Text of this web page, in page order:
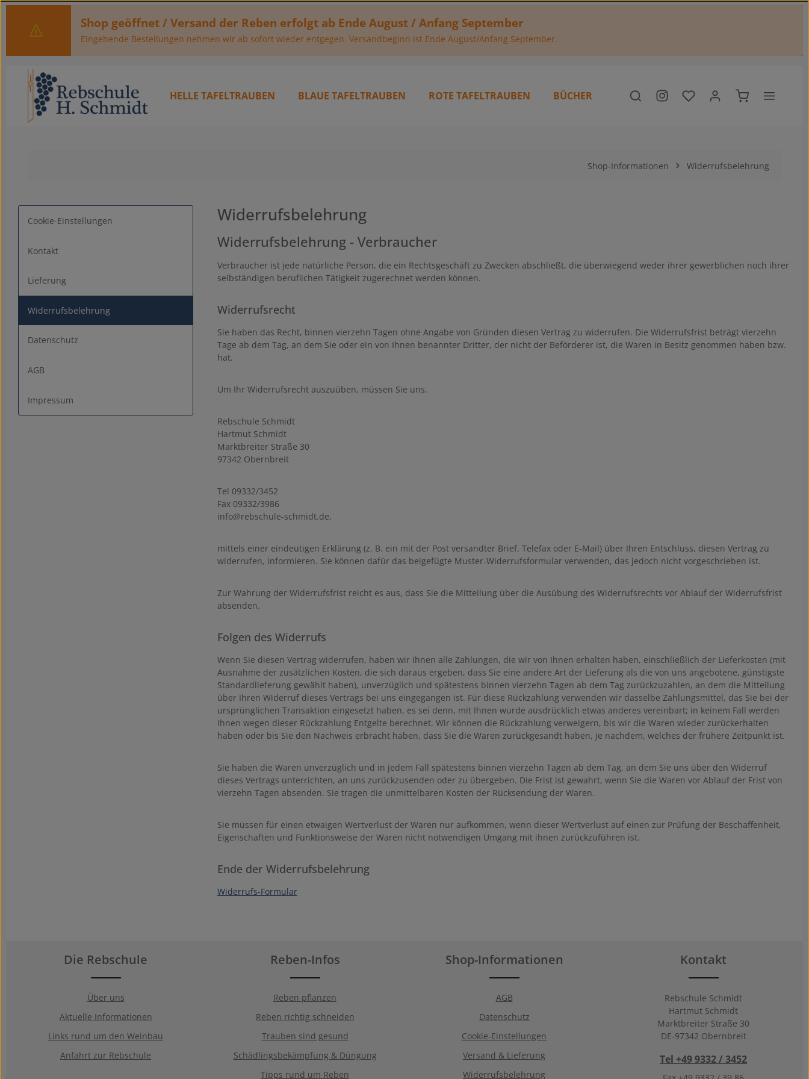
Hauptinhalt springen
Zur Hauptnavigation springenShop geöffnet / Versand der Reben erfolgt ab Ende August / Anfang September
Eingehende Bestellungen nehmen wir ab sofort wieder entgegen. Versandbeginn ist Ende August/Anfang September.
HELLE TAFELTRAUBEN BLAUE TAFELTRAUBEN ROTE TAFELTRAUBEN BÜCHER Du hast 0 Produkte auf dem
Warenkorb
Shop-Informationen Widerrufsbelehrung
Cookie-Einstellungen
Kontakt
Lieferung
Widerrufsbelehrung
Datenschutz
AGB
Impressum
Widerrufsbelehrung
Widerrufsbelehrung - Verbraucher
Verbraucher ist jede natürliche Person, die ein Rechtsgeschäft zu Zwecken abschließt, die überwiegend weder ihrer gewerblichen noch ihrer
selbständigen beruflichen Tätigkeit zugerechnet werden können.
Widerrufsrecht
Sie haben das Recht, binnen vierzehn Tagen ohne Angabe von Gründen diesen Vertrag zu widerrufen. Die Widerrufsfrist beträgt vierzehn
Tage ab dem Tag, an dem Sie oder ein von Ihnen benannter Dritter, der nicht der Beförderer ist, die Waren in Besitz genommen haben bzw.
hat.
Um Ihr Widerrufsrecht auszuüben, müssen Sie uns,
Rebschule Schmidt
Hartmut Schmidt
Marktbreiter Straße 30
97342 Obernbreit
Tel 09332/3452
Fax 09332/3986
info@rebschule-schmidt.de,
mittels einer eindeutigen Erklärung (z. B. ein mit der Post versandter Brief, Telefax oder E-Mail) über Ihren Entschluss, diesen Vertrag zu
widerrufen, informieren. Sie können dafür das beigefügte Muster-Widerrufsformular verwenden, das jedoch nicht vorgeschrieben ist.
Zur Wahrung der Widerrufsfrist reicht es aus, dass Sie die Mitteilung über die Ausübung des Widerrufsrechts vor Ablauf der Widerrufsfrist
absenden.
Folgen des Widerrufs
Wenn Sie diesen Vertrag widerrufen, haben wir Ihnen alle Zahlungen, die wir von Ihnen erhalten haben, einschließlich der Lieferkosten (mit
Ausnahme der zusätzlichen Kosten, die sich daraus ergeben, dass Sie eine andere Art der Lieferung als die von uns angebotene, günstigste
Standardlieferung gewählt haben), unverzüglich und spätestens binnen vierzehn Tagen ab dem Tag zurückzuzahlen, an dem die Mitteilung
über Ihren Widerruf dieses Vertrags bei uns eingegangen ist. Für diese Rückzahlung verwenden wir dasselbe Zahlungsmittel, das Sie bei der
ursprünglichen Transaktion eingesetzt haben, es sei denn, mit Ihnen wurde ausdrücklich etwas anderes vereinbart; in keinem Fall werden
Ihnen wegen dieser Rückzahlung Entgelte berechnet. Wir können die Rückzahlung verweigern, bis wir die Waren wieder zurückerhalten
haben oder bis Sie den Nachweis erbracht haben, dass Sie die Waren zurückgesandt haben, je nachdem, welches der frühere Zeitpunkt ist.
Sie haben die Waren unverzüglich und in jedem Fall spätestens binnen vierzehn Tagen ab dem Tag, an dem Sie uns über den Widerruf
dieses Vertrags unterrichten, an uns zurückzusenden oder zu übergeben. Die Frist ist gewahrt, wenn Sie die Waren vor Ablauf der Frist von
vierzehn Tagen absenden. Sie tragen die unmittelbaren Kosten der Rücksendung der Waren.
Sie müssen für einen etwaigen Wertverlust der Waren nur aufkommen, wenn dieser Wertverlust auf einen zur Prüfung der Beschaffenheit,
Eigenschaften und Funktionsweise der Waren nicht notwendigen Umgang mit ihnen zurückzuführen ist.
Ende der Widerrufsbelehrung
Widerrufs-Formular
Die Rebschule
Über uns
Aktuelle Informationen
Links rund um den Weinbau
Anfahrt zur Rebschule
Reben-Infos
Reben pflanzen
Reben richtig schneiden
Trauben sind gesund
Schädlingsbekämpfung & Düngung
Tipps rund um Reben
Shop-Informationen
AGB
Datenschutz
Cookie-Einstellungen
Versand & Lieferung
Widerrufsbelehrung
Kontakt
Rebschule Schmidt
Hartmut Schmidt
Marktbreiter Straße 30
DE-97342 Obernbreit
Tel +49 9332 / 3452